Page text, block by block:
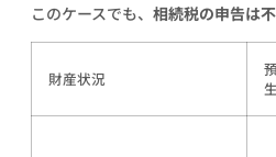
このケースでも、 相続税の申告は
財産状況